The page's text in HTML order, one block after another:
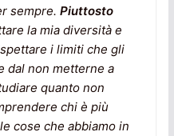
sempre. Piuttosto
la mia diversità e
i limiti che gli
dal non metterne a
quanto non
chi è più
cose che abbiamo in